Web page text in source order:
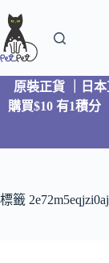
原裝正貨 ｜日
購買$10 有1積
標籤 2e72m5eqjzi0aj